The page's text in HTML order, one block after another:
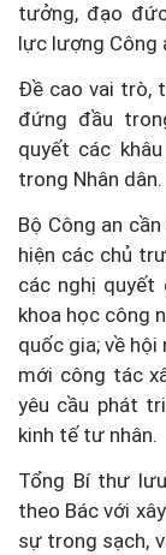
tưởng, đạo
lực lượng Công
Đề cao vai trò,
đứng đầu
quyết các
trong Nhân dân.
Bộ Công an
hiện các chủ
các nghị quyết
khoa học công
quốc gia; về
mới công tác
yêu cầu phát
kinh tế tư nhân.
Tổng Bí thư
theo Bác với
sự trong sạch,